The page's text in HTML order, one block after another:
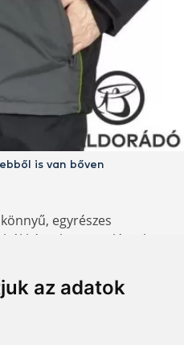
az adatok
is van bőven
könnyű, egyrészes
készült szigeteléssel,
során. Kényelmes
on is.